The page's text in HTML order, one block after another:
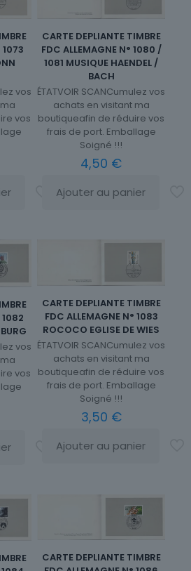
1073
vos
vos
CARTE DEPLIANTE TIMBRE
FDC ALLEMAGNE N° 1080 /
1081 MUSIQUE HAENDEL /
BACH
ÉTATVOIR SCANCumulez vos
achats en visitant ma
boutiqueafin de réduire vos
frais de port. Emballage
Soigné !!!
4,50 €
Ajouter au panier
1082
vos
vos
CARTE DEPLIANTE TIMBRE
FDC ALLEMAGNE N° 1083
ROCOCO EGLISE DE WIES
ÉTATVOIR SCANCumulez vos
achats en visitant ma
boutiqueafin de réduire vos
frais de port. Emballage
Soigné !!!
3,50 €
Ajouter au panier
CARTE DEPLIANTE TIMBRE